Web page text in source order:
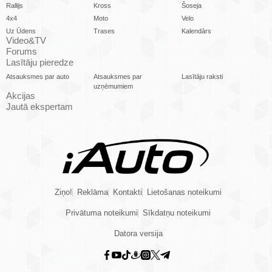
Rallijs Kross
Šoseja
4x4
Moto
Velo
Uz Ūdens
Trases Kalendārs
Video&TV
Forums
Lasītāju pieredze
Atsauksmes par auto
Atsauksmes par
uzņēmumiem
Lasītāju raksti
Akcijas
Jautā ekspertam
Ziņo! Reklāma Kontakti Lietošanas noteikumi
Privātuma noteikumi Sīkdatņu noteikumi
Datora versija